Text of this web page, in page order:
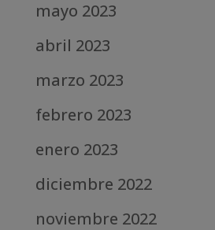
mayo 2023
abril 2023
marzo 2023
febrero 2023
enero 2023
diciembre 2022
noviembre 2022